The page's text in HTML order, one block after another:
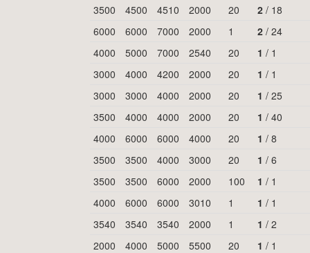
3500
4500 4510 2000 20 2 / 18
6000
6000 7000 2000 1 2 / 24
4000
5000 7000 2540 20 1 / 1
3000
4000 4200 2000 20 1 / 1
3000
3000 4000 2000 20 1 / 25
3500
4000 4000 2000 20 1 / 40
4000
6000 6000 4000 20 1 / 8
3500
3500 4000 3000 20 1 / 6
3500
3500 6000 2000 100 1 / 1
4000
6000 6000 3010 1 1 / 1
3540
3540 3540 2000 1 1 / 2
2000
4000 5000 5500 20 1 / 1